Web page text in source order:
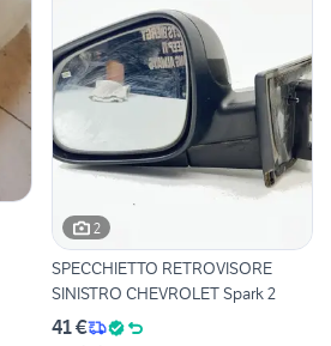
2
SPECCHIETTO RETROVISORE
SINISTRO CHEVROLET Spark 2
41 €